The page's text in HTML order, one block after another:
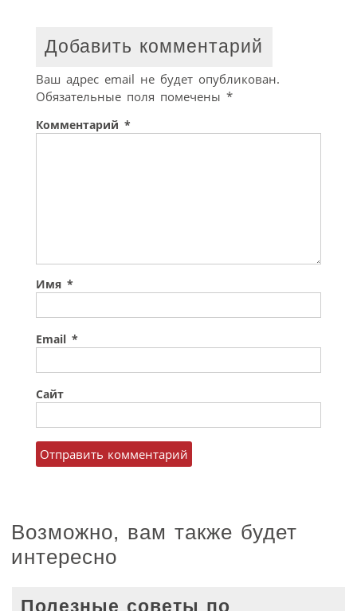
Добавить комментарий
Ваш адрес email не будет опубликован.
Обязательные поля помечены *
Комментарий *
Имя *
Email *
Сайт
Возможно, вам также будет
интересно
Полезные советы по